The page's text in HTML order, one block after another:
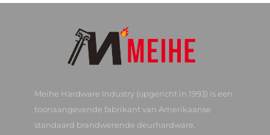
Meihe Hardware Industry (opgericht in 1993) is een
toonaangevende fabrikant van Amerikaanse
standaard brandwerende deurhardware.